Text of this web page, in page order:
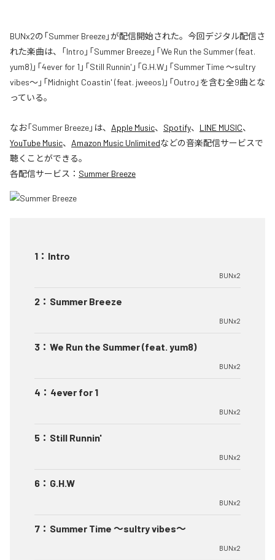
BUNx2の「Summer Breeze」が配信開始された。今回デジタル配信さ
れた楽曲は、「Intro」「Summer Breeze」「We Run the Summer (feat.
yum8)」「4ever for 1」「Still Runnin'」「G.H.W」「Summer Time 〜sultry
vibes〜」「Midnight Coastin' (feat. jweeos)」「Outro」を含む全9曲とな
っている。
なお「Summer Breeze」は、 Apple Music、 Spotify、 LINE MUSIC、
YouTube Music、 Amazon Music Unlimitedなどの音楽配信サービスで
聴くことができる。
各配信サービス： Summer Breeze
1 ： Intro
BUNx2
2 ： Summer Breeze
BUNx2
3 ： We Run the Summer (feat. yum8)
BUNx2
4 ： 4ever for 1
BUNx2
5 ： Still Runnin'
BUNx2
6 ： G.H.W
BUNx2
7 ： Summer Time 〜sultry vibes〜
BUNx2